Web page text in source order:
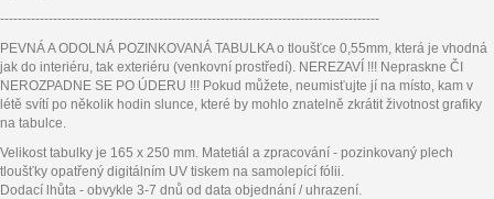
--------------------------------------------------------------------------------------
PEVNÁ A ODOLNÁ POZINKOVANÁ TABULKA o tloušťce 0,55mm, která je vhodná
jak do interiéru, tak exteriéru (venkovní prostředí). NEREZAVÍ !!! Nepraskne ČI
NEROZPADNE SE PO ÚDERU !!! Pokud můžete, neumisťujte jí na místo, kam v
létě svítí po několik hodin slunce, které by mohlo znatelně zkrátit životnost grafiky
na tabulce.
Velikost tabulky je 165 x 250 mm. Matetiál a zpracování - pozinkovaný plech
tloušťky opatřený digitálním UV tiskem na samolepící fólii.
Dodací lhůta - obvykle 3-7 dnů od data objednání / uhrazení.